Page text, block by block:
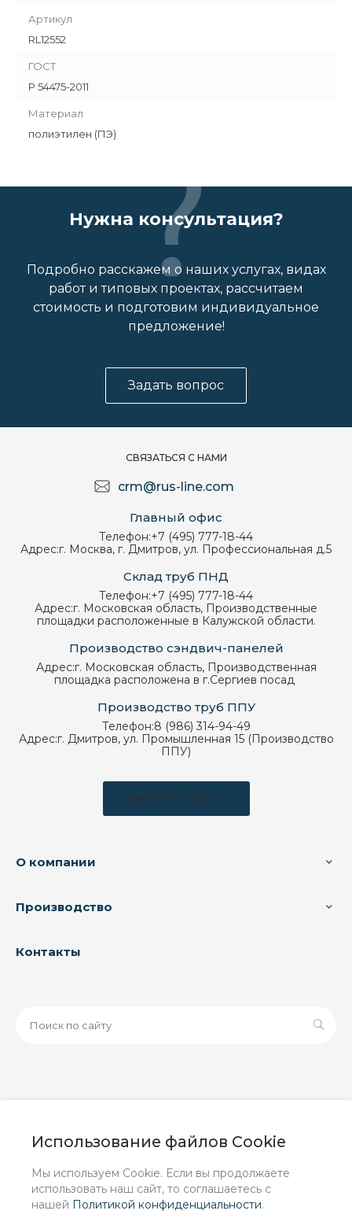
Использование файлов Cookie
Мы используем Cookie. Если вы продолжаете
использовать наш сайт, то соглашаетесь с
нашей Политикой конфиденциальности.
Артикул
RL12552
ГОСТ
Р 54475-2011
Материал
полиэтилен (ПЭ)
Нужна консультация?
Подробно расскажем о наших услугах, видах
работ и типовых проектах, рассчитаем
стоимость и подготовим индивидуальное
предложение!
Задать вопрос
СВЯЗАТЬСЯ С НАМИ
crm@rus-line.com
Главный офис
Телефон:+7 (495) 777-18-44
Адрес:г. Москва, г. Дмитров, ул. Профессиональная д.5
Склад труб ПНД
Телефон:+7 (495) 777-18-44
Адрес:г. Московская область, Производственные
площадки расположенные в Калужской области.
Производство сэндвич-панелей
Адрес:г. Московская область, Производственная
площадка расположена в г.Сергиев посад
Производство труб ППУ
Телефон:8 (986) 314-94-49
Адрес:г. Дмитров, ул. Промышленная 15 (Производство
ППУ)
Заказать звонок
О компании
Производство
Контакты
информационный характер и ни при каких условиях не
положениями Статьи 437 (2) ГК РФ.